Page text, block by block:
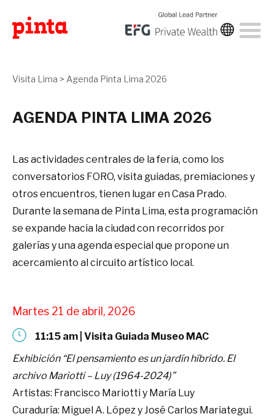
Visita Lima > Agenda Pinta Lima 2026
AGENDA PINTA LIMA 2026
Las actividades centrales de la feria, como los
conversatorios FORO, visita guiadas, premiaciones y
otros encuentros, tienen lugar en Casa Prado.
Durante la semana de Pinta Lima, esta programación
se expande hacia la ciudad con recorridos por
galerías y una agenda especial que propone un
acercamiento al circuito artístico local.
Martes 21 de abril, 2026
11:15 am | Visita Guiada Museo MAC
Exhibición “El pensamiento es un jardín híbrido. El
archivo Mariotti – Luy (1964-2024)”
Artistas: Francisco Mariotti y María Luy
Curaduría: Miguel A. López y José Carlos Mariategui.